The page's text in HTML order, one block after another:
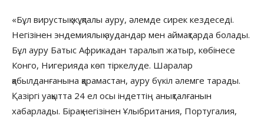
«Бұл вирустық жұқпалы ауру, әлемде сирек кездеседі.
Негізінен эндемиялық аудандар мен аймақтарда болады.
Бұл ауру Батыс Африкадан таралып жатыр, көбінесе
Конго, Нигерияда көп тіркелуде. Шаралар
қабылданғанына қарамастан, ауру бүкіл әлемге тарады.
Қазіргі уақытта 24 ел осы індеттің анықталғанын
хабарлады. Бірақ негізінен Ұлыбритания, Португалия,